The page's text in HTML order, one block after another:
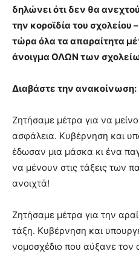
xxx
lyons
teaches
you
meaning
of
pornhun
hd
porn
δηλώνει ότι δεν θα
την κοροϊδία του
τώρα όλα τα απαραίτητα
άνοιγμα ΟΛΩΝ των
Διαβάστε την ανακοίνωση:
Ζητήσαμε μέτρα για να
ασφάλεια. Κυβέρνηση και
έδωσαν μια μάσκα κι ένα
να μένουν στις τάξεις των
ανοιχτά!
Ζητήσαμε μέτρα για την
τάξη. Κυβέρνηση και
νομοσχέδιο που αύξανε